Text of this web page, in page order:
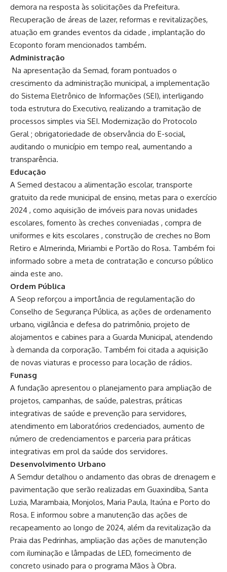
demora na resposta às solicitações da Prefeitura.
Recuperação de áreas de lazer, reformas e revitalizações,
atuação em grandes eventos da cidade , implantação do
Ecoponto foram mencionados também.
Administração
Na apresentação da Semad, foram pontuados o
crescimento da administração municipal, a implementação
do Sistema Eletrônico de Informações (SEI), interligando
toda estrutura do Executivo, realizando a tramitação de
processos simples via SEI. Modernização do Protocolo
Geral ; obrigatoriedade de observância do E-social,
auditando o município em tempo real, aumentando a
transparência.
Educação
A Semed destacou a alimentação escolar, transporte
gratuito da rede municipal de ensino, metas para o exercício
2024 , como aquisição de imóveis para novas unidades
escolares, fomento às creches conveniadas , compra de
uniformes e kits escolares , construção de creches no Bom
Retiro e Almerinda, Miriambi e Portão do Rosa. Também foi
informado sobre a meta de contratação e concurso público
ainda este ano.
Ordem Pública
A Seop reforçou a importância de regulamentação do
Conselho de Segurança Pública, as ações de ordenamento
urbano, vigilância e defesa do patrimônio, projeto de
alojamentos e cabines para a Guarda Municipal, atendendo
à demanda da corporação. Também foi citada a aquisição
de novas viaturas e processo para locação de rádios.
Funasg
A fundação apresentou o planejamento para ampliação de
projetos, campanhas, de saúde, palestras, práticas
integrativas de saúde e prevenção para servidores,
atendimento em laboratórios credenciados, aumento de
número de credenciamentos e parceria para práticas
integrativas em prol da saúde dos servidores.
Desenvolvimento Urbano
A Semdur detalhou o andamento das obras de drenagem e
pavimentação que serão realizadas em Guaxindiba, Santa
Luzia, Marambaia, Monjolos, Maria Paula, Itaúna e Porto do
Rosa. E informou sobre a manutenção das ações de
recapeamento ao longo de 2024, além da revitalização da
Praia das Pedrinhas, ampliação das ações de manutenção
com iluminação e lâmpadas de LED, fornecimento de
concreto usinado para o programa Mãos à Obra.